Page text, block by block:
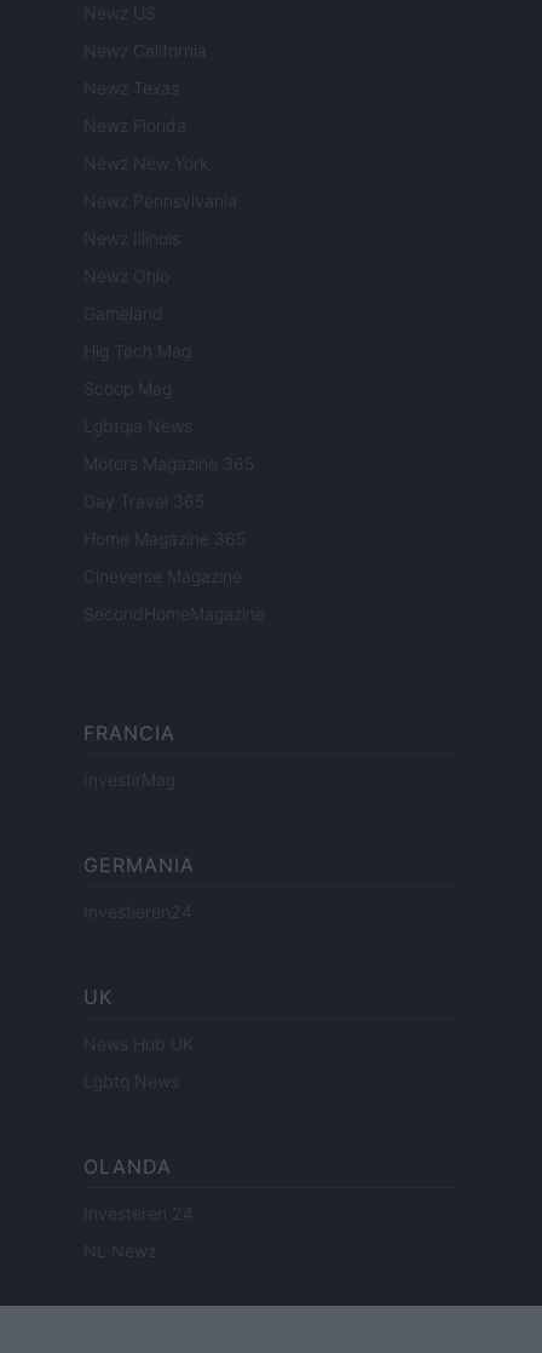
Newz US
Newz California
Newz Texas
Newz Florida
Newz New York
Newz Pennsylvania
Newz Illinois
Newz Ohio
Gameland
Hig Tech Mag
Scoop Mag
Lgbtqia News
Motors Magazine 365
Day Travel 365
Home Magazine 365
Cineverse Magazine
SecondHomeMagazine
FRANCIA
InvestirMag
GERMANIA
Investieren24
UK
News Hub UK
Lgbtq News
OLANDA
Investeren 24
NL Newz